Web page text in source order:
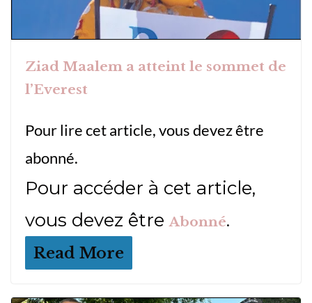
Ziad Maalem a atteint le sommet de
l’Everest
Pour lire cet article, vous devez être
abonné.
Pour accéder à cet article,
vous devez êtreAbonné.
Read More